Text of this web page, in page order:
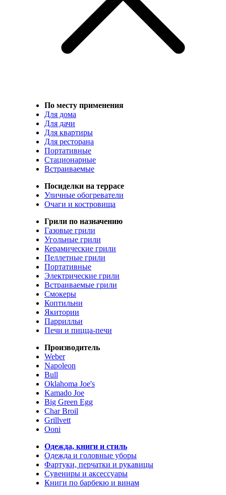
По месту применения
Для дома
Для дачи
Для квартиры
Для ресторана
Портативные
Стационарные
Встраиваемые
Посиделки на террасе
Уличные обогреватели
Очаги и костровища
Грили по назначению
Газовые грили
Угольные грили
Керамические грили
Пеллетные грили
Портативные
Электрические грили
Встраиваемые грили
Смокеры
Коптильни
Якитории
Паррилльи
Печи и пицца-печи
Производитель
Weber
Napoleon
Bull
Oklahoma Joe's
Kamado Joe
Big Green Egg
Char Broil
Grillvett
Ooni
Одежда, книги и стиль
Одежда и головные уборы
Фартуки, перчатки и рукавицы
Сувениры и аксессуары
Книги по барбекю и винам